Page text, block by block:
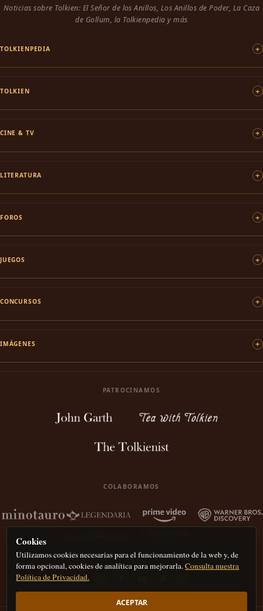
Noticias sobre Tolkien: El Señor de los Anillos, Los Anillos de Poder, La Caza
de Gollum, la Tolkienpedia y más
TOLKIENPEDIA
TOLKIEN
CINE & TV
LITERATURA
FOROS
JUEGOS
CONCURSOS
IMÁGENES
PATROCINAMOS
COLABORAMOS
Cookies
Utilizamos cookies necesarias para el funcionamiento de la web y, de
forma opcional, cookies de analítica para mejorarla.Consulta nuestra
Política de Privacidad.
ACEPTAR